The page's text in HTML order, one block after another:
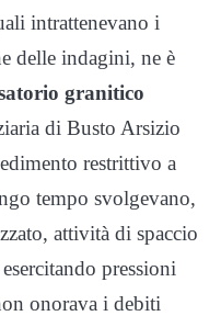
intrattenevano i
delle indagini, ne è
granitico
di Busto Arsizio
restrittivo a
tempo svolgevano,
attività di spaccio
pressioni
onorava i debiti